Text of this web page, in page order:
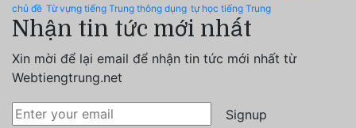
chủ đề Từ vựng tiếng Trung thông dụng tự học tiếng Trung
Nhận tin tức mới nhất
Xin mời để lại email để nhận tin tức mới nhất từ
Webtiengtrung.net
Signup